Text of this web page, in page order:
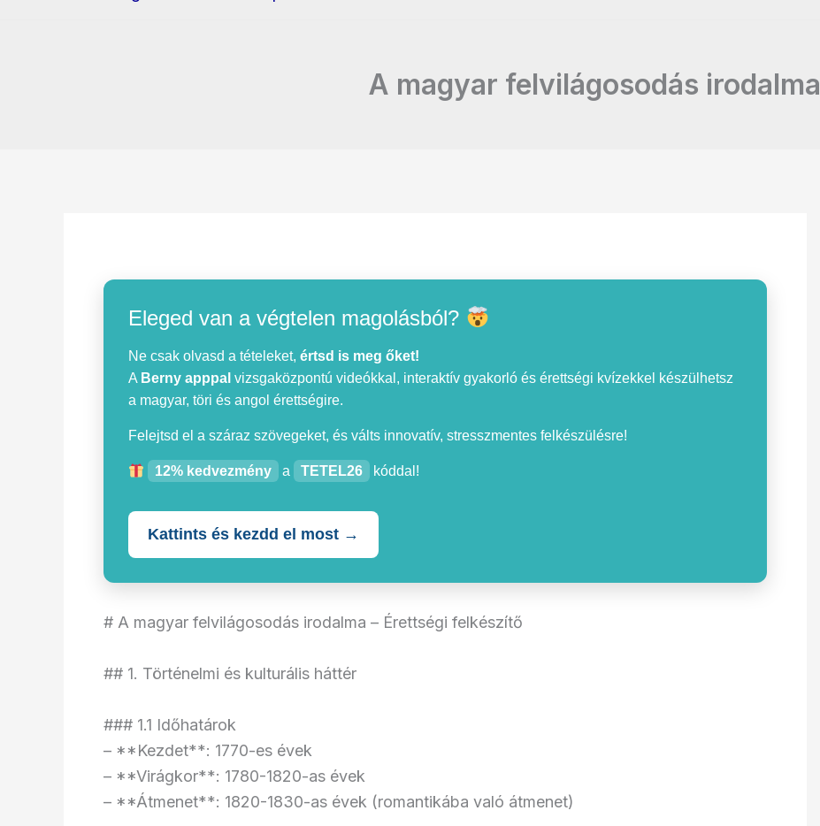
A magyar felvilágosodás irodalma
Eleged van a végtelen magolásból?
Ne csak olvasd a tételeket, értsd is meg őket!
A Berny apppal vizsgaközpontú videókkal, interaktív gyakorló és érettségi kvízekkel készülhetsz
a magyar, töri és angol érettségire.
Felejtsd el a száraz szövegeket, és válts innovatív, stresszmentes felkészülésre!
12% kedvezmény a TETEL26 kóddal!
Kattints és kezdd el most →
# A magyar felvilágosodás irodalma – Érettségi felkészítő
## 1. Történelmi és kulturális háttér
### 1.1 Időhatárok
– **Kezdet**: 1770-es évek
– **Virágkor**: 1780-1820-as évek
– **Átmenet**: 1820-1830-as évek (romantikába való átmenet)